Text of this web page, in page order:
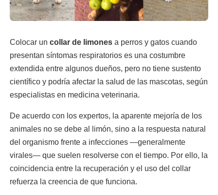
Colocar un collar de limones a perros y gatos cuando
presentan síntomas respiratorios es una costumbre
extendida entre algunos dueños, pero no tiene sustento
científico y podría afectar la salud de las mascotas, según
especialistas en medicina veterinaria.
De acuerdo con los expertos, la aparente mejoría de los
animales no se debe al limón, sino a la respuesta natural
del organismo frente a infecciones —generalmente
virales— que suelen resolverse con el tiempo. Por ello, la
coincidencia entre la recuperación y el uso del collar
refuerza la creencia de que funciona.